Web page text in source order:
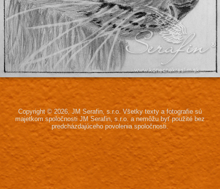
Copyright © 2026, JM Serafin, s.r.o. Všetky texty a fotografie sú
majetkom spoločnosti JM Serafin, s.r.o. a nemôžu byť použité bez
predcházdajúceho povolenia spoločnosti.